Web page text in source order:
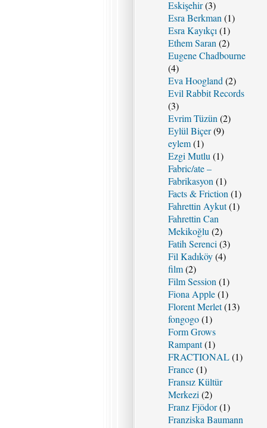
Eskişehir(3)
Esra Berkman (1)
Esra Kayıkçı (1)
Ethem Saran (2)
Eugene Chadbourne
(4)
Eva Hoogland (2)
Evil Rabbit Records
(3)
Evrim Tüzün (2)
Eylül Biçer(9)
eylem(1)
Ezgi Mutlu (1)
Fabric/ate –
Fabrikasyon (1)
Facts & Friction (1)
Fahrettin Aykut(1)
Fahrettin Can
Mekikoğlu (2)
Fatih Serenci (3)
Fil Kadıköy(4)
film(2)
Film Session (1)
Fiona Apple(1)
Florent Merlet(13)
fongogo(1)
Form Grows
Rampant(1)
FRACTIONAL(1)
France(1)
Fransız Kültür
Merkezi (2)
Franz Fjödor(1)
Franziska Baumann